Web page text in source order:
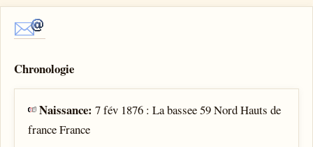
Chronologie
Naissance:7 fév 1876 : La bassee 59 Nord Hauts de
france France